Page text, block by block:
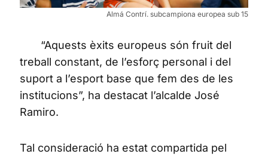
Almá Contrí. subcampiona europea sub 15
“Aquests èxits europeus són fruit del
treball constant, de l’esforç personal i del
suport a l’esport base que fem des de les
institucions”, ha destacat l’alcalde José
Ramiro.
Tal consideració ha estat compartida pel